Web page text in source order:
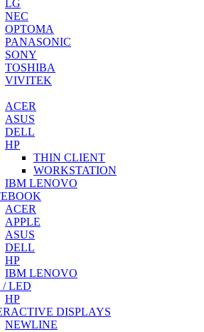
LG
NEC
OPTOMA
PANASONIC
SONY
TOSHIBA
VIVITEK
ACER
ASUS
DELL
HP
THIN CLIENT
WORKSTATION
IBM LENOVO
ACER
APPLE
ASUS
DELL
HP
IBM LENOVO
LED
HP
DISPLAYS
NEWLINE